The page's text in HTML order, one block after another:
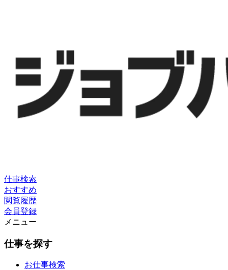
仕事検索
おすすめ
閲覧履歴
会員登録
メニュー
仕事を探す
お仕事検索